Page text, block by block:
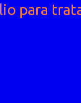
para